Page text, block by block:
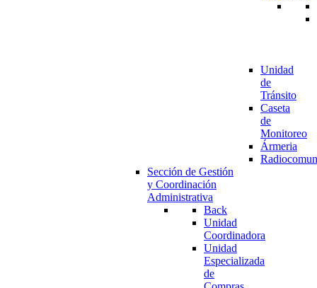
Unidad
de
Tránsito
Caseta
de
Monitoreo
Ármeria
Sección de Gestión
y Coordinación
Administrativa
Back
Unidad
Coordinadora
Unidad
Especializada
de